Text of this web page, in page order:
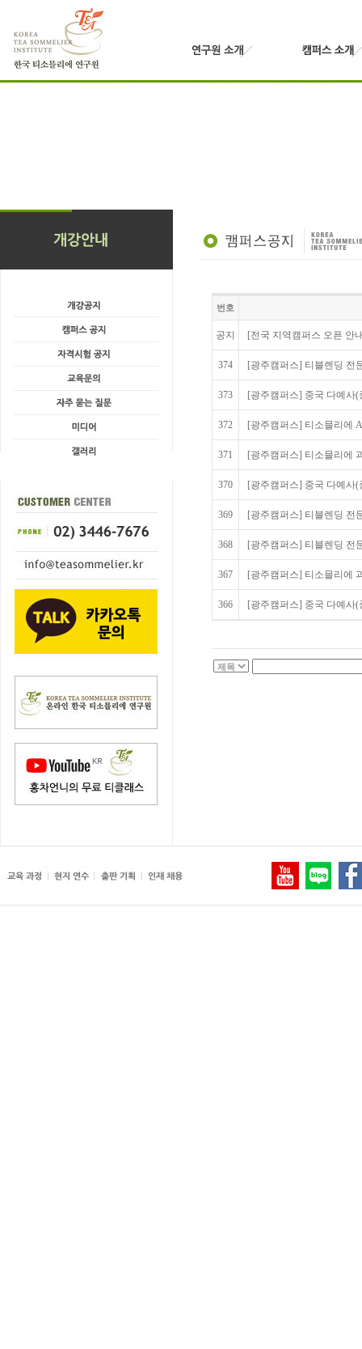
번호
공지 [전국 지역캠퍼스 오픈 안
374 [광주캠퍼스] 티블렌딩 전
373 [광주캠퍼스] 중국 다예사
372 [광주캠퍼스] 티소믈리에
371 [광주캠퍼스] 티소믈리에
370 [광주캠퍼스] 중국 다예사
369 [광주캠퍼스] 티블렌딩 전
368 [광주캠퍼스] 티블렌딩 전
367 [광주캠퍼스] 티소믈리에
366 [광주캠퍼스] 중국 다예사